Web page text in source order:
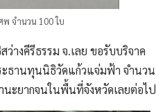
พ จำนวน 100 ใบ
างคีรีธรรม จ.เลย ขอรับบริจาค
ะธานทุนนิธิวัดแก้วแจ่มฟ้า จำนวน
นะยากจนในพื้นที่จังหวัดเลยต่อไป